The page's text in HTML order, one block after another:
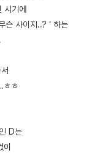
시기에
슨 사이지..? ' 하는
ㅎㅎ
D는